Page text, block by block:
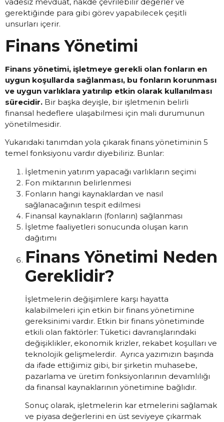
gerektiğinde para gibi görev yapabilecek çeşitli
unsurları içerir.
Finans Yönetimi
Finans yönetimi, işletmeye gerekli olan fonların en
uygun koşullarda sağlanması, bu fonların korunması
ve uygun varlıklara yatırılıp etkin olarak kullanılması
sürecidir. Bir başka deyişle, bir işletmenin belirli
finansal hedeflere ulaşabilmesi için mali durumunun
yönetilmesidir.
Yukarıdaki tanımdan yola çıkarak finans yönetiminin 5
temel fonksiyonu vardır diyebiliriz. Bunlar:
İşletmenin yatırım yapacağı varlıkların seçimi
Fon miktarının belirlenmesi
Fonların hangi kaynaklardan ve nasıl
sağlanacağının tespit edilmesi
Finansal kaynakların (fonların) sağlanması
İşletme faaliyetleri sonucunda oluşan karın
dağıtımı
Finans Yönetimi Neden
Gereklidir?
İşletmelerin değişimlere karşı hayatta
kalabilmeleri için etkin bir finans yönetimine
gereksinimi vardır. Etkin bir finans yönetiminde
etkili olan faktörler: Tüketici davranışlarındaki
değişiklikler, ekonomik krizler, rekabet koşulları ve
teknolojik gelişmelerdir. Ayrıca yazımızın başında
da ifade ettiğimiz gibi, bir şirketin muhasebe,
pazarlama ve üretim fonksiyonlarının devamlılığı
da finansal kaynaklarının yönetimine bağlıdır.
Sonuç olarak, işletmelerin kar etmelerini sağlamak
ve piyasa değerlerini en üst seviyeye çıkarmak